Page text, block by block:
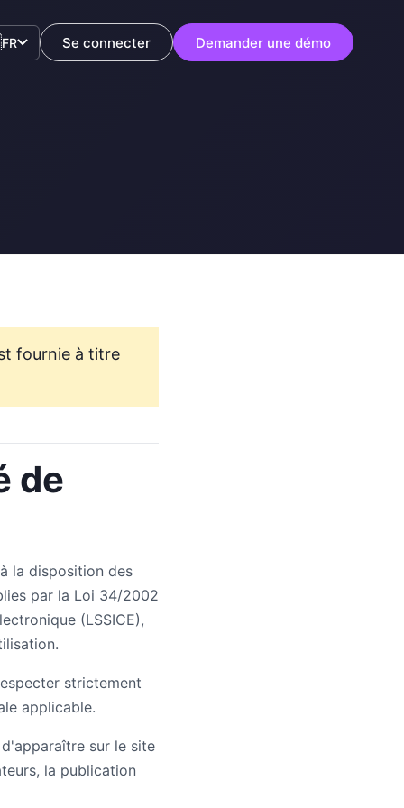
FR Se connecter Demander une démo
fournie à titre
de
la disposition des
par la Loi 34/2002
(LSSICE),
strictement
applicable.
sur le site
la publication